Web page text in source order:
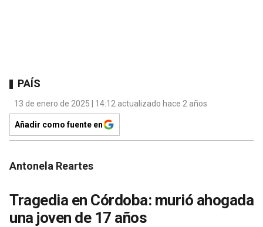
PAÍS
13 de enero de 2025 | 14:12 actualizado hace 2 años
Añadir como fuente en
Antonela Reartes
Tragedia en Córdoba: murió ahogada
una joven de 17 años